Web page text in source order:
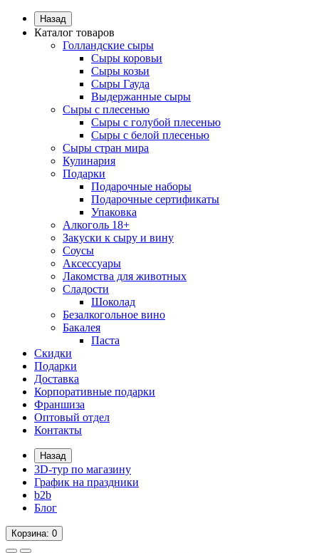
Назад
Каталог товаров
Голландские сыры
Сыры коровьи
Сыры козьи
Сыры Гауда
Выдержанные сыры
Сыры с плесенью
Сыры с голубой плесенью
Сыры с белой плесенью
Сыры стран мира
Кулинария
Подарки
Подарочные наборы
Подарочные сертификаты
Упаковка
Алкоголь 18+
Закуски к сыру и вину
Соусы
Аксессуары
Лакомства для животных
Сладости
Шоколад
Безалкогольное вино
Бакалея
Паста
Скидки
Подарки
Доставка
Корпоративные подарки
Франшиза
Оптовый отдел
Контакты
Назад
3D-тур по магазину
График на праздники
b2b
Блог
Корзина: 0